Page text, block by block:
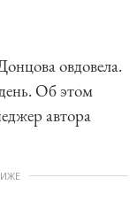
овдовела.
Об этом
автора